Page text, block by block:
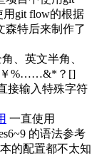
git flow的根据
森特后来制作了
、英文半角、
￥%……&*？[]
接输入特殊字符
一直使用
的语法参考
的配置都不太知